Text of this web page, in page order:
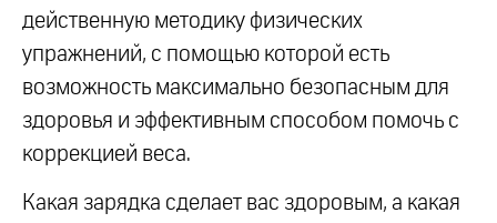
действенную методику физических
упражнений, с помощью которой есть
возможность максимально безопасным для
здоровья и эффективным способом помочь с
коррекцией веса.
Какая зарядка сделает вас здоровым, а какая